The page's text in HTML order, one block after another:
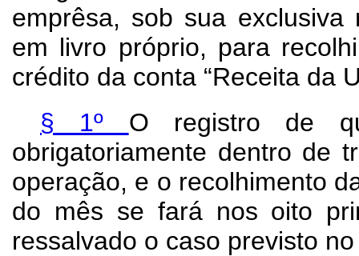
emprêsa, sob sua exclusiva
em livro próprio, para
crédito da conta “Receita da
§ 1º O registro de
obrigatoriamente dentro de
operação, e o recolhimento
do mês se fará nos oito
ressalvado o caso previsto